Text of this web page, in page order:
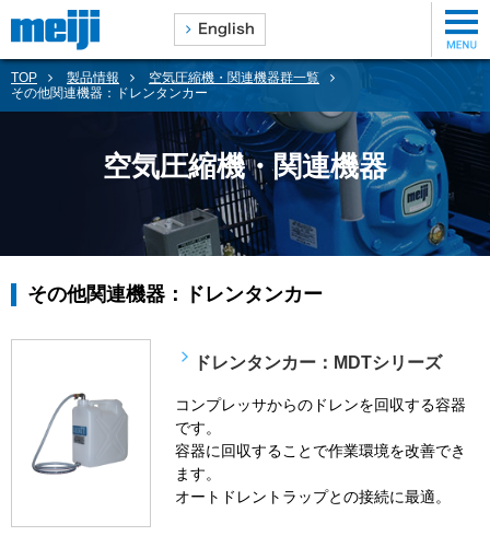
TOP 製品情報
空気圧縮機・関連機器群一覧
その他関連機器：ドレンタンカー
空気圧縮機・関連機器
その他関連機器：ドレンタンカー
ドレンタンカー：MDTシリーズ
コンプレッサからのドレンを回収する容器
です。
容器に回収することで作業環境を改善でき
ます。
オートドレントラップとの接続に最適。